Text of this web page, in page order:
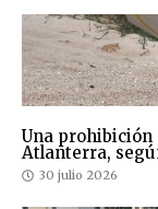
Una prohibición
Atlanterra,
30 julio 2026